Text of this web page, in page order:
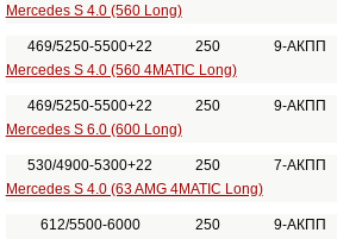
Mercedes S 4.0 (560 Long)
469/5250-5500+22 250 9-АКПП
Mercedes S 4.0 (560 4MATIC Long)
469/5250-5500+22 250 9-АКПП
Mercedes S 6.0 (600 Long)
530/4900-5300+22 250 7-АКПП
Mercedes S 4.0 (63 AMG 4MATIC Long)
612/5500-6000 250 9-АКПП